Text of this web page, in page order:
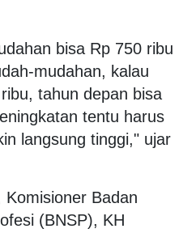
bisa Rp 750 ribu
mudahan, kalau
tahun depan bisa
tentu harus
langsung tinggi," ujar
Badan
(BNSP), KH